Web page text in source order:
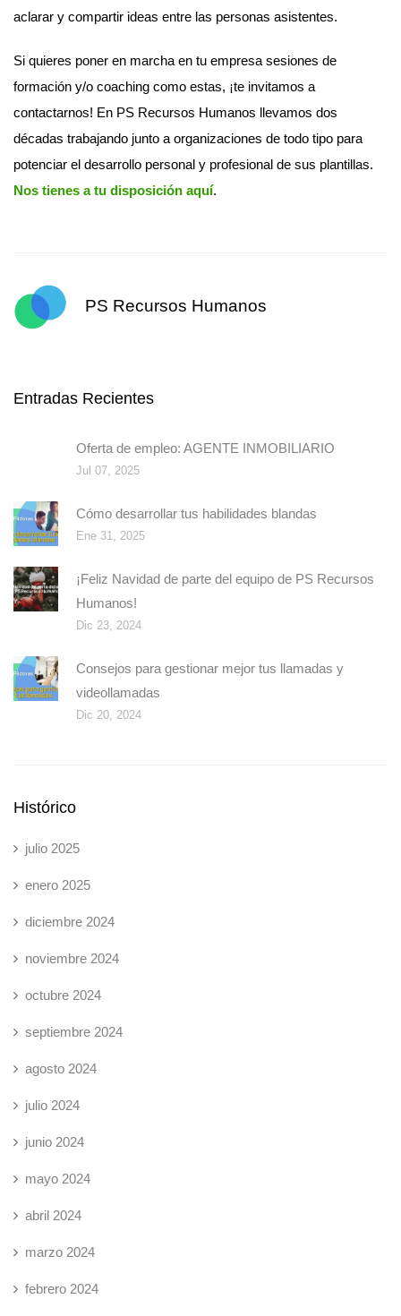
aclarar y compartir ideas entre las personas asistentes.
Si quieres poner en marcha en tu empresa sesiones de
formación y/o coaching como estas, ¡te invitamos a
contactarnos! En PS Recursos Humanos llevamos dos
décadas trabajando junto a organizaciones de todo tipo para
potenciar el desarrollo personal y profesional de sus plantillas.
Nos tienes a tu disposición aquí.
PS Recursos Humanos
Entradas Recientes
Oferta de empleo: AGENTE INMOBILIARIO
Jul 07, 2025
Cómo desarrollar tus habilidades blandas
Ene 31, 2025
¡Feliz Navidad de parte del equipo de PS Recursos
Humanos!
Dic 23, 2024
Consejos para gestionar mejor tus llamadas y
videollamadas
Dic 20, 2024
Histórico
julio 2025
enero 2025
diciembre 2024
noviembre 2024
octubre 2024
septiembre 2024
agosto 2024
julio 2024
junio 2024
mayo 2024
abril 2024
marzo 2024
febrero 2024